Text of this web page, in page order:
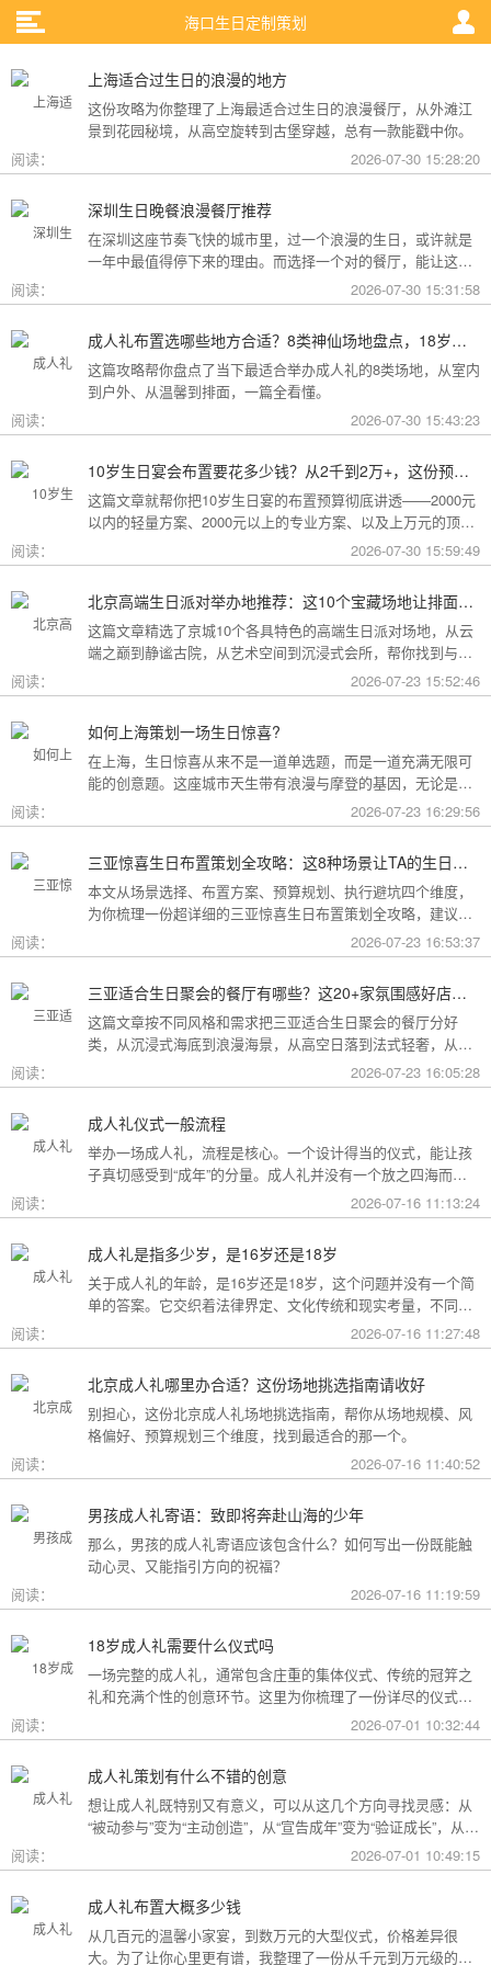
海口生日定制策划
上海适合过生日的浪漫的地方
这份攻略为你整理了上海最适合过生日的浪漫餐厅，从外滩江
景到花园秘境，从高空旋转到古堡穿越，总有一款能戳中你。
阅读：
2026-07-30 15:28:20
深圳生日晚餐浪漫餐厅推荐
在深圳这座节奏飞快的城市里，过一个浪漫的生日，或许就是
一年中最值得停下来的理由。而选择一个对的餐厅，能让这一
天从“普通”变成“终生难忘”。无论是俯瞰城市灯火的高空秘境，
还是被鲜花与海风包裹的梦幻露台，深圳从不缺乏仪式感。
阅读： 2026-07-30 15:31:58
成人礼布置选哪些地方合适？8类神仙场地盘点，18岁的仪式感从选对地方开始
这篇攻略帮你盘点了当下最适合举办成人礼的8类场地，从室内
到户外、从温馨到排面，一篇全看懂。
阅读：
2026-07-30 15:43:23
10岁生日宴会布置要花多少钱？从2千到2万+，这份预算攻略讲透了
这篇文章就帮你把10岁生日宴的布置预算彻底讲透——2000元
以内的轻量方案、2000元以上的专业方案、以及上万元的顶配
阅读： 2026-07-30 15:59:49
北京高端生日派对举办地推荐：这10个宝藏场地让排面与品味兼得
这篇文章精选了京城10个各具特色的高端生日派对场地，从云
端之巅到静谧古院，从艺术空间到沉浸式会所，帮你找到与心
阅读： 2026-07-23 15:52:46
如何上海策划一场生日惊喜?
在上海，生日惊喜从来不是一道单选题，而是一道充满无限可
能的创意题。这座城市天生带有浪漫与摩登的基因，无论是外
滩的璀璨夜景，还是梧桐树下的老洋房，都为策划惊喜提供了
无尽的灵感
阅读： 2026-07-23 16:29:56
三亚惊喜生日布置策划全攻略：这8种场景让TA的生日成为永远难忘的回忆
本文从场景选择、布置方案、预算规划、执行避坑四个维度，
为你梳理一份超详细的三亚惊喜生日布置策划全攻略，建议收
阅读： 2026-07-23 16:53:37
三亚适合生日聚会的餐厅有哪些？这20+家氛围感好店按风格挑，一篇搞定
这篇文章按不同风格和需求把三亚适合生日聚会的餐厅分好
类，从沉浸式海底到浪漫海景，从高空日落到法式轻奢，从热
带庭院到高性价比好店，直接对号入座就行。
阅读： 2026-07-23 16:05:28
成人礼仪式一般流程
举办一场成人礼，流程是核心。一个设计得当的仪式，能让孩
子真切感受到“成年”的分量。成人礼并没有一个放之四海而皆
准的固定模板，它可以根据不同的风格和规模灵活调整。下面
为你梳理了传统、现代和家庭聚会三种主要场景的完整流程，
阅读： 2026-07-16 11:13:24
成人礼是指多少岁，是16岁还是18岁
关于成人礼的年龄，是16岁还是18岁，这个问题并没有一个简
单的答案。它交织着法律界定、文化传统和现实考量，不同的
阅读： 2026-07-16 11:27:48
北京成人礼哪里办合适？这份场地挑选指南请收好
别担心，这份北京成人礼场地挑选指南，帮你从场地规模、风
格偏好、预算规划三个维度，找到最适合的那一个。
阅读：
2026-07-16 11:40:52
男孩成人礼寄语：致即将奔赴山海的少年
那么，男孩的成人礼寄语应该包含什么？如何写出一份既能触
动心灵、又能指引方向的祝福？
阅读：
2026-07-16 11:19:59
18岁成人礼需要什么仪式吗
一场完整的成人礼，通常包含庄重的集体仪式、传统的冠笄之
礼和充满个性的创意环节。这里为你梳理了一份详尽的仪式清
阅读： 2026-07-01 10:32:44
成人礼策划有什么不错的创意
想让成人礼既特别又有意义，可以从这几个方向寻找灵感：从
“被动参与”变为“主动创造”，从“宣告成年”变为“验证成长”，从
阅读： 2026-07-01 10:49:15
成人礼布置大概多少钱
从几百元的温馨小家宴，到数万元的大型仪式，价格差异很
大。为了让你心里更有谱，我整理了一份从千元到万元级的费